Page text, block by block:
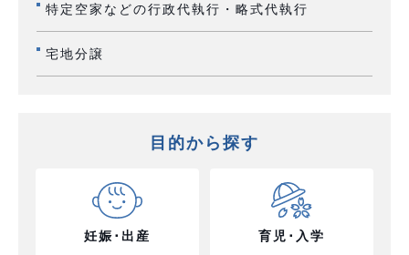
特定空家などの行政代執行・略式代執行
宅地分譲
目的から探す
妊娠･出産 育児･入学